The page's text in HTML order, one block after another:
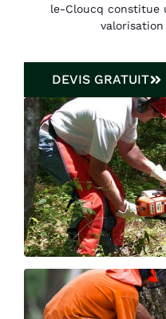
le-Cloucq constitue
valorisation
DEVIS GRATUIT